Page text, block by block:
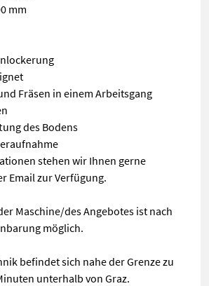
mm
Fräsen in einem Arbeitsgang
des Bodens
stehen wir Ihnen gerne
Email zur Verfügung.
Maschine/des Angebotes ist nach
möglich.
befindet sich nahe der Grenze zu
unterhalb von Graz.